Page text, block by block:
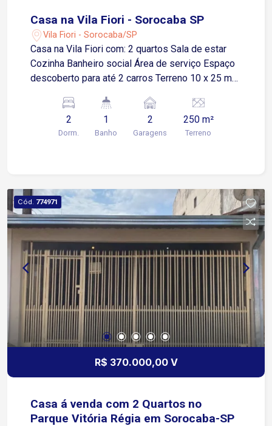
Casa na Vila Fiori - Sorocaba SP
Vila Fiori - Sorocaba/SP
Casa na Vila Fiori com: 2 quartos Sala de estar
Cozinha Banheiro social Área de serviço Espaço
descoberto para até 2 carros Terreno 10 x 25 m
água e luz independentes Casa principal da foto
com 90m² 2 casas pequenas no fundo com
entrada independente no total 76m² Opção ideal
padarias lojas e serviços essenciais A 4 minutos
da Avenida Itavuvu um dos maiores corredores
comerciais da cidade reunindo shoppings
grandes redes varejistas bancos restaurantes e
acesso ao transporte público A 7 minutos da
Avenida Ipanema via estratégica que conecta
rapidamente ao centro e à zona norte oferecendo
conveniências e mobilidade A 5 minutos da
Avenida José Joaquim de Lacerda rota
alternativa para deslocamento rápido a outros
bairros e acesso facilitado a serviços e
comércios da região
2
Dorm.
1
Banho
2
Garagens
250 m²
Terreno
Cód. 774971
R$ 370.000,00 V
Casa á venda com 2 Quartos no
Parque Vitória Régia em Sorocaba-SP